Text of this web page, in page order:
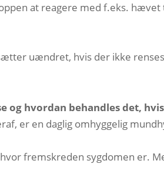
at reagere med f.eks. hævet
uændret, hvis der ikke
og hvordan behandles det,
er en daglig omhyggelig
fremskreden sygdomen er.